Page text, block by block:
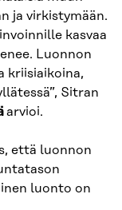
ja virkistymään.
kasvaa
Luonnon
kriisiaikoina,
Sitran
arvioi.
että luonnon
luonto on